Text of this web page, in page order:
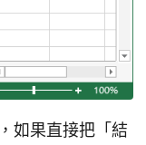
如果直接把「結